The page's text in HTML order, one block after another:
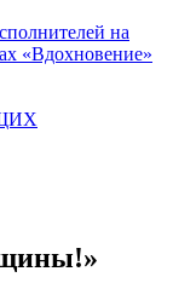
на
«Вдохновение»